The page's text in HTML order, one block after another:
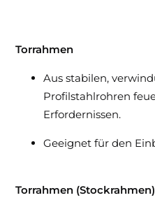
Torrahmen
Aus stabilen,
Profilstahlrohren
Erfordernissen.
Geeignet für den
Torrahmen